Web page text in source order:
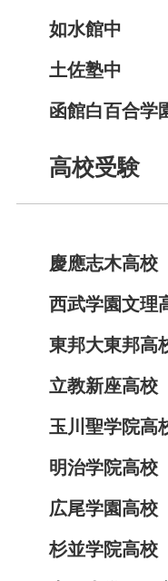
如水館中
土佐塾中
函館白百合学
高校受験
慶應志木高校
西武学園文理
東邦大東邦高
立教新座高校
玉川聖学院高
明治学院高校
広尾学園高校
杉並学院高校